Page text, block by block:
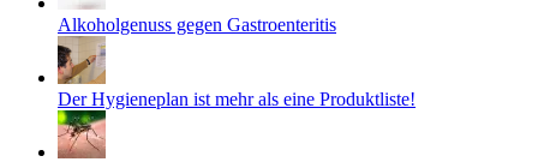
Alkoholgenuss gegen Gastroenteritis
Der Hygieneplan ist mehr als eine Produktliste!